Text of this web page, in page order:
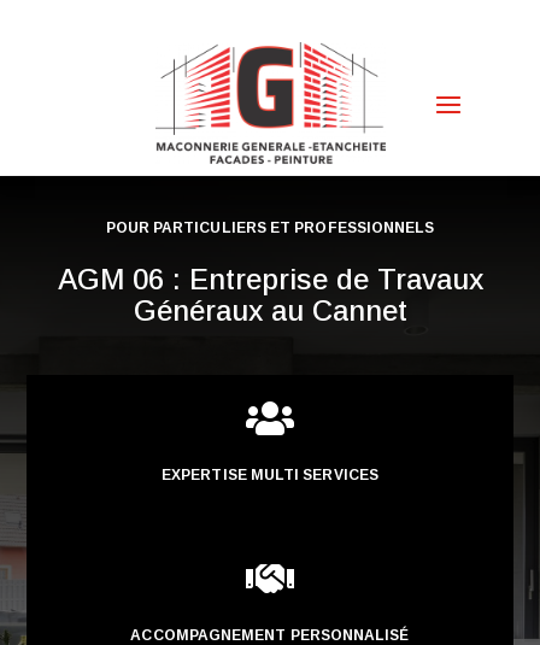
POUR PARTICULIERS ET PROFESSIONNELS
AGM 06 : Entreprise de Travaux
Généraux au Cannet

EXPERTISE MULTI SERVICES

ACCOMPAGNEMENT PERSONNALISÉ